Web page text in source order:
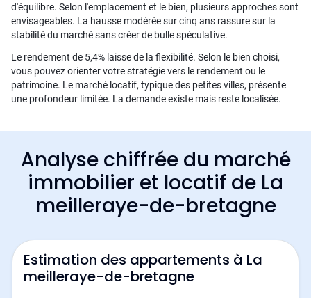
d'équilibre. Selon l'emplacement et le bien, plusieurs approches sont
envisageables. La hausse modérée sur cinq ans rassure sur la
stabilité du marché sans créer de bulle spéculative.
Le rendement de 5,4% laisse de la flexibilité. Selon le bien choisi,
vous pouvez orienter votre stratégie vers le rendement ou le
patrimoine. Le marché locatif, typique des petites villes, présente
une profondeur limitée. La demande existe mais reste localisée.
Analyse chiffrée du marché
immobilier et locatif de La
meilleraye-de-bretagne
Estimation des appartements à La
meilleraye-de-bretagne